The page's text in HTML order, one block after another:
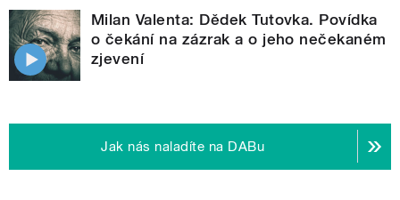
Milan Valenta: Dědek Tutovka. Povídka
o čekání na zázrak a o jeho nečekaném
zjevení
Jak nás naladíte na DABu